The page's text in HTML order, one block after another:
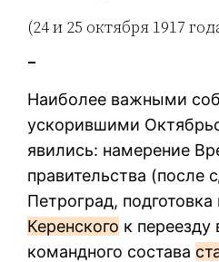
(24 и 25 октября 1917
–
Наиболее важными
ускорившими
явились: намерение
правительства (после
Петроград, подготовка
Керенского к
командного состава